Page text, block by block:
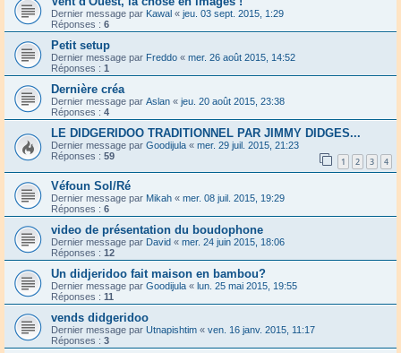
Dernier message par Kawal « jeu. 03 sept. 2015, 1:29
Réponses : 6
Petit setup
Dernier message par Freddo « mer. 26 août 2015, 14:52
Réponses : 1
Dernière créa
Dernier message par Aslan « jeu. 20 août 2015, 23:38
Réponses : 4
LE DIDGERIDOO TRADITIONNEL PAR JIMMY DIDGES...
Dernier message par Goodijula « mer. 29 juil. 2015, 21:23
Réponses : 59 1 2 3 4
Véfoun Sol/Ré
Dernier message par Mikah « mer. 08 juil. 2015, 19:29
Réponses : 6
video de présentation du boudophone
Dernier message par David « mer. 24 juin 2015, 18:06
Réponses : 12
Un didjeridoo fait maison en bambou?
Dernier message par Goodijula « lun. 25 mai 2015, 19:55
Réponses : 11
vends didgeridoo
Dernier message par Utnapishtim « ven. 16 janv. 2015, 11:17
Réponses : 3